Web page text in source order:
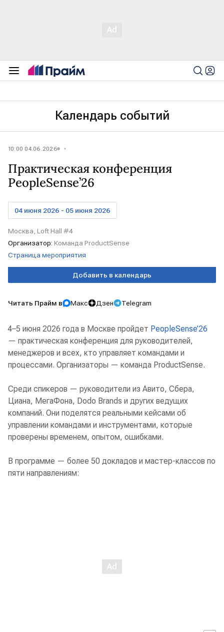
Календарь событий
10:00 04.06.2026
Практическая конференция
PeopleSense’26
04 июня 2026 - 05 июня 2026
Москва, Loft Hall #4
Организатор: Команда ProductSense
Страница мероприятия
Добавить в календарь
Читать Прайм в Макс Дзен Telegram
4–5 июня 2026 года в Москве пройдет PeopleSense’26
— практическая конференция для руководителей,
менеджеров и всех, кто управляет командами и
процессами. Организаторы — команда ProductSense.
Среди спикеров — руководители из Авито, Сбера,
Циана, МегаФона, Dodo Brands и других ведущих
компаний. Они поделятся реальными кейсами об
управлении командами и инструментами, которые
проверены временем, опытом, ошибками.
В программе — более 50 докладов и мастер-классов по
пяти направлениям: